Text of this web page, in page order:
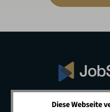
Diese Webseite